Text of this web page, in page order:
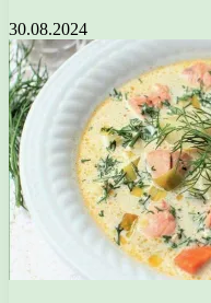
30.08.2024